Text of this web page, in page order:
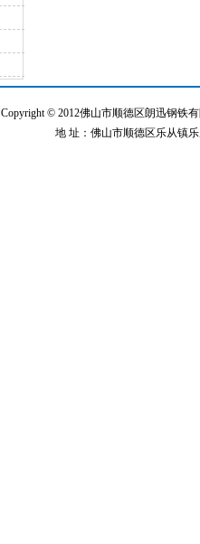
Copyright © 2012佛山市顺德区朗迅钢铁
地 址：佛山市顺德区乐从镇